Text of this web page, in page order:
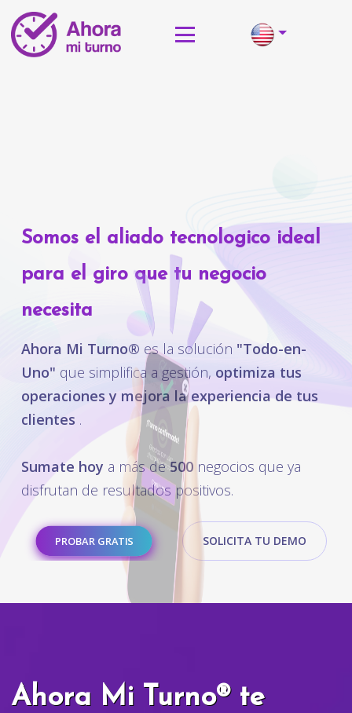
Somos el aliado tecnologico ideal
para el giro que tu negocio
necesita
Ahora Mi Turno® es la solución "Todo-en-
Uno" que simplifica a gestión, optimiza tus
operaciones y mejora la experiencia de tus
clientes .
Sumate hoy a más de500 negocios que ya
disfrutan de resultados positivos.
PROBAR GRATIS SOLICITA TU DEMO
Ahora Mi Turno® te